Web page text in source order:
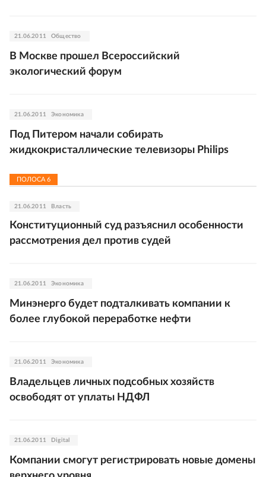
21.06.2011 Общество
В Москве прошел Всероссийский
экологический форум
21.06.2011 Экономика
Под Питером начали собирать
жидкокристаллические телевизоры Philips
ПОЛОСА6
21.06.2011 Власть
Конституционный суд разъяснил особенности
рассмотрения дел против судей
21.06.2011 Экономика
Минэнерго будет подталкивать компании к
более глубокой переработке нефти
21.06.2011 Экономика
Владельцев личных подсобных хозяйств
освободят от уплаты НДФЛ
21.06.2011 Digital
Компании смогут регистрировать новые домены